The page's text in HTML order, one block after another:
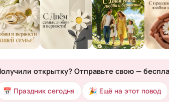
открытку? Отправьте свою —
📅 Праздник сегодня 🎉 Ещё на этот повод